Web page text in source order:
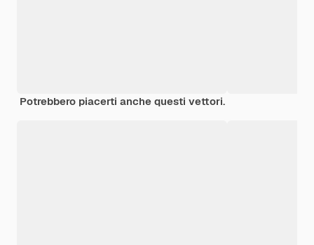
Potrebbero piacerti anche questi vettori.